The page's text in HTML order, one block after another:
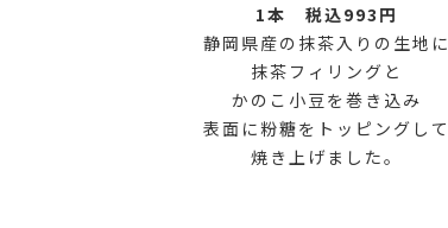
1本 税込993円
静岡県産の抹茶入りの生地に
抹茶フィリングと
かのこ小豆を巻き込み
表面に粉糖をトッピングして
焼き上げました。